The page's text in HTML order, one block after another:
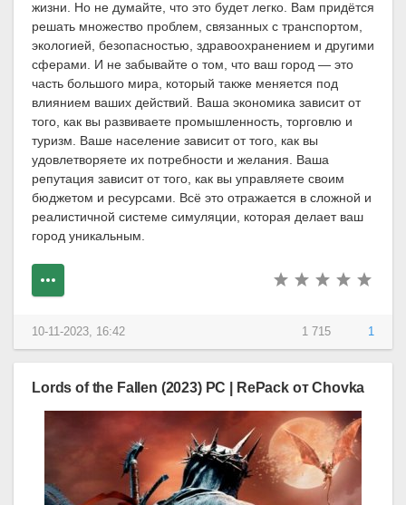
жизни. Но не думайте, что это будет легко. Вам придётся
решать множество проблем, связанных с транспортом,
экологией, безопасностью, здравоохранением и другими
сферами. И не забывайте о том, что ваш город — это
часть большого мира, который также меняется под
влиянием ваших действий. Ваша экономика зависит от
того, как вы развиваете промышленность, торговлю и
туризм. Ваше население зависит от того, как вы
удовлетворяете их потребности и желания. Ваша
репутация зависит от того, как вы управляете своим
бюджетом и ресурсами. Всё это отражается в сложной и
реалистичной системе симуляции, которая делает ваш
город уникальным.
1 715 1
10-11-2023, 16:42
Lords of the Fallen (2023) PC | RePack от Chovka